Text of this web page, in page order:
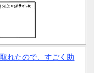
れたので、すごく助